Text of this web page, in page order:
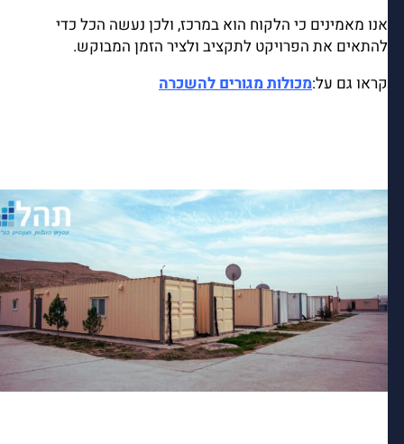
אנו מאמינים כי הלקוח הוא במרכז, ולכן נעשה הכל כדי
להתאים את הפרויקט לתקציב ולציר הזמן המבוקש.
קראו גם על:מכולות מגורים להשכרה